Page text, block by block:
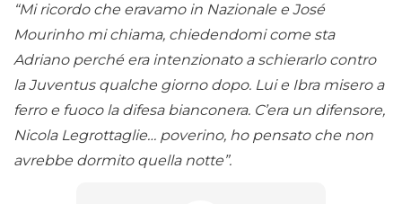
“Mi ricordo che eravamo in Nazionale e José
Mourinho mi chiama, chiedendomi come sta
Adriano perché era intenzionato a schierarlo contro
la Juventus qualche giorno dopo. Lui e Ibra misero a
ferro e fuoco la difesa bianconera. C’era un difensore,
Nicola Legrottaglie… poverino, ho pensato che non
avrebbe dormito quella notte”.